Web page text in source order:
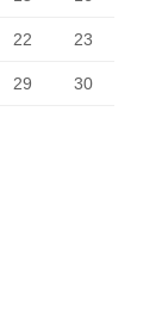
22 23
29 30